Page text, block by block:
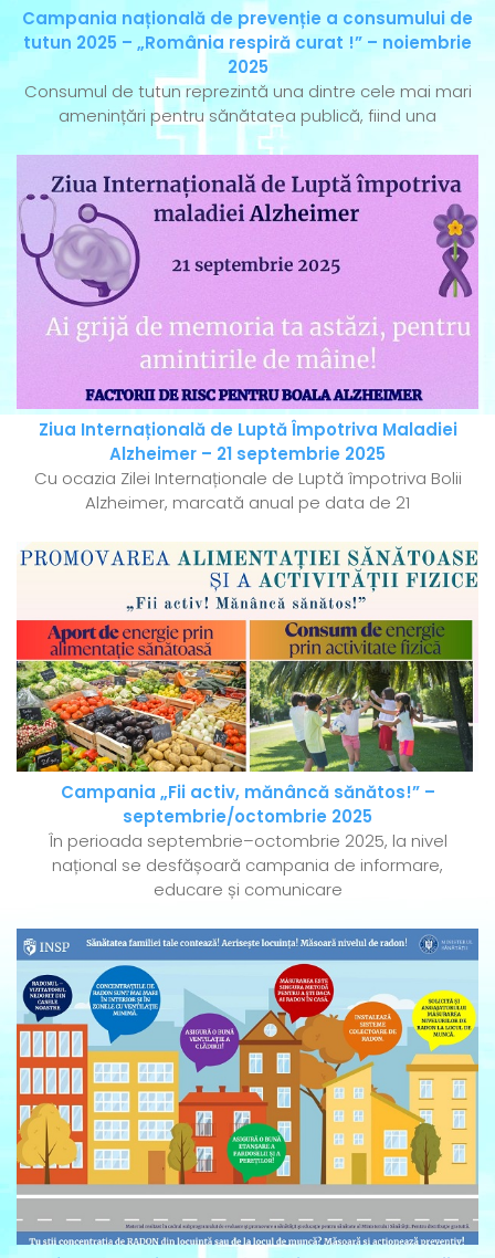
Campania națională de prevenție a consumului de
tutun 2025 – „România respiră curat !” – noiembrie
2025
Consumul de tutun reprezintă una dintre cele mai mari
amenințări pentru sănătatea publică, fiind una
Ziua Internațională de Luptă Împotriva Maladiei
Alzheimer – 21 septembrie 2025
Cu ocazia Zilei Internaționale de Luptă împotriva Bolii
Alzheimer, marcată anual pe data de 21
Campania „Fii activ, mănâncă sănătos!” –
septembrie/octombrie 2025
În perioada septembrie–octombrie 2025, la nivel
național se desfășoară campania de informare,
educare și comunicare